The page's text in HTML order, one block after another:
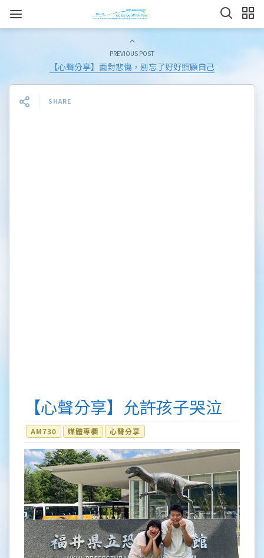
PREVIOUS POST
【心聲分享】面對悲傷，別忘了好好照顧自己
SHARE
【心聲分享】允許孩子哭泣
AM730 媒體專欄 心聲分享